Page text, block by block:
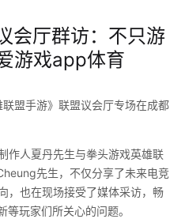
会厅群访：不只游
游戏app体育
手游》联盟议会厅专场在成都
人夏丹先生与拳头游戏英雄联
先生，不仅分享了未来电竞
，也在现场接受了媒体采访，畅
玩家们所关心的问题。